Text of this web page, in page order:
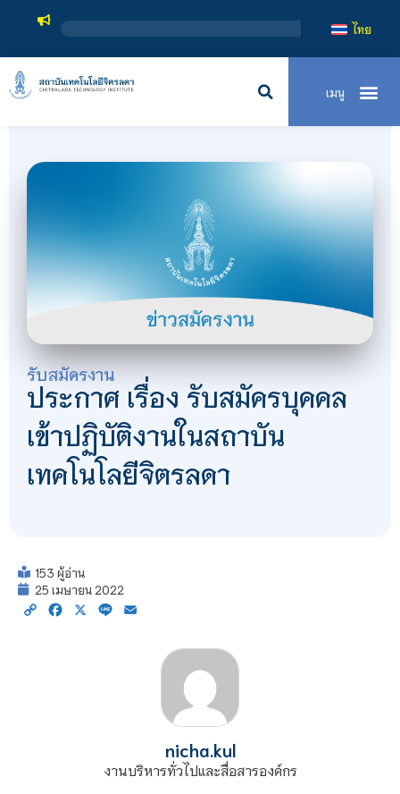
ไทย
รับสมัครงาน
ประกาศ เรื่อง รับสมัครบุคคล
เข้าปฏิบัติงานในสถาบัน
เทคโนโลยีจิตรลดา
153 ผู้อ่าน
25 เมษายน 2022
Copy Facebook
X Line
nicha.kul
งานบริหารทั่วไปและสื่อสารองค์กร